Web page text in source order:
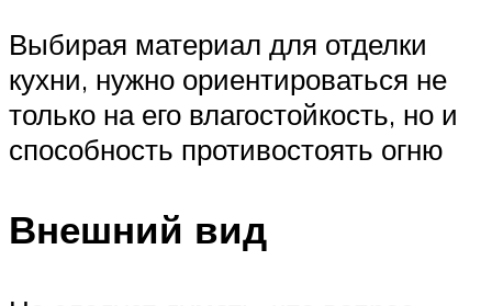
Выбирая материал для отделки
кухни, нужно ориентироваться не
только на его влагостойкость, но и
способность противостоять огню
Внешний вид